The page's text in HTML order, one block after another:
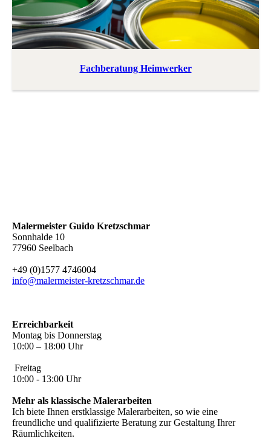
Fachberatung Heimwerker
Malermeister Guido Kretzschmar
Sonnhalde 10
77960 Seelbach
+49 (0)1577 4746004
info@malermeister-kretzschmar.de
Erreichbarkeit
Montag bis Donnerstag
10:00 – 18:00 Uhr
Freitag
10:00 - 13:00 Uhr
Mehr als klassische Malerarbeiten
Ich biete Ihnen erstklassige Malerarbeiten, so wie eine
freundliche und qualifizierte Beratung zur Gestaltung Ihrer
Räumlichkeiten.